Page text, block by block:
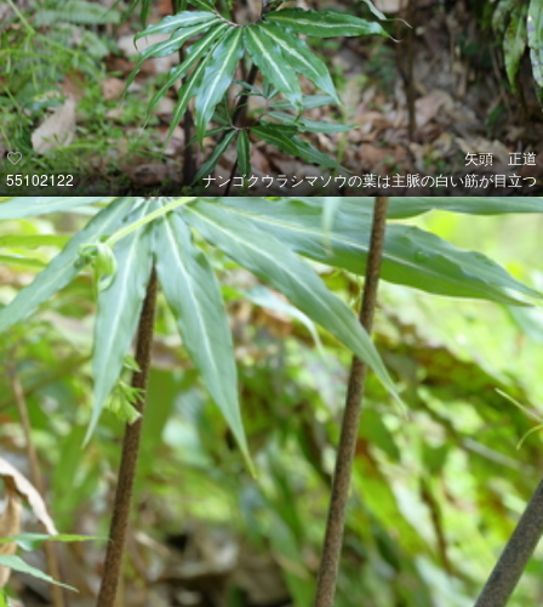
55102122
矢頭 正道
ナンゴクウラシマソウの葉は主脈の白い筋が目立つ